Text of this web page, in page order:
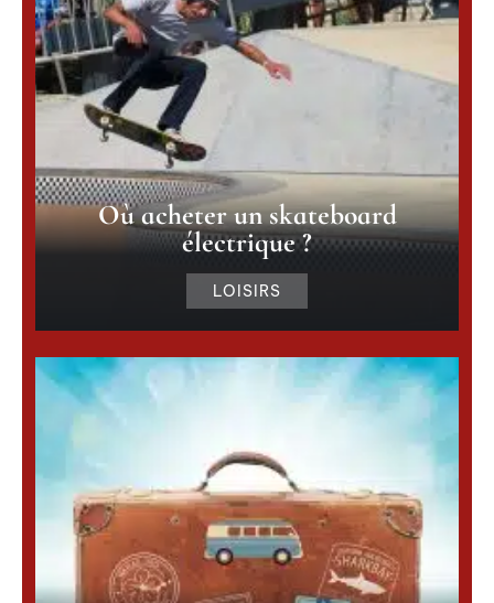
Où acheter un skateboard
électrique ?
LOISIRS